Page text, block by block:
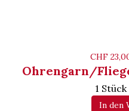
CHF
Ohrengarn/
1
In den